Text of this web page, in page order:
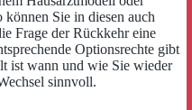
Sie in diesen auch
Frage der Rückkehr eine
Optionsrechte gibt
ist wann und wie Sie wieder
sinnvoll.